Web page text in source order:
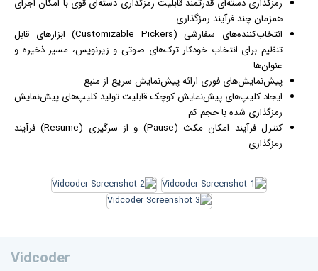
همزمان چند فرآیند رمزگذاری
انتخاب‌کننده‌های سفارشی (Customizable Pickers) ابزارهای قابل
تنظیم برای انتخاب خودکار ترک‌های صوتی و زیرنویس، مسیر ذخیره و
عنوان‌ها
پیش‌نمایش‌های فوری ارائه پیش‌نمایش سریع از منبع
ایجاد کلیپ‌های پیش‌نمایش کوچک قابلیت تولید کلیپ‌های پیش‌نمایش
رمزگذاری شده با حجم کم
کنترل فرآیند امکان مکث (Pause) و از سرگیری (Resume) فرآیند
رمزگذاری
Vidcoder